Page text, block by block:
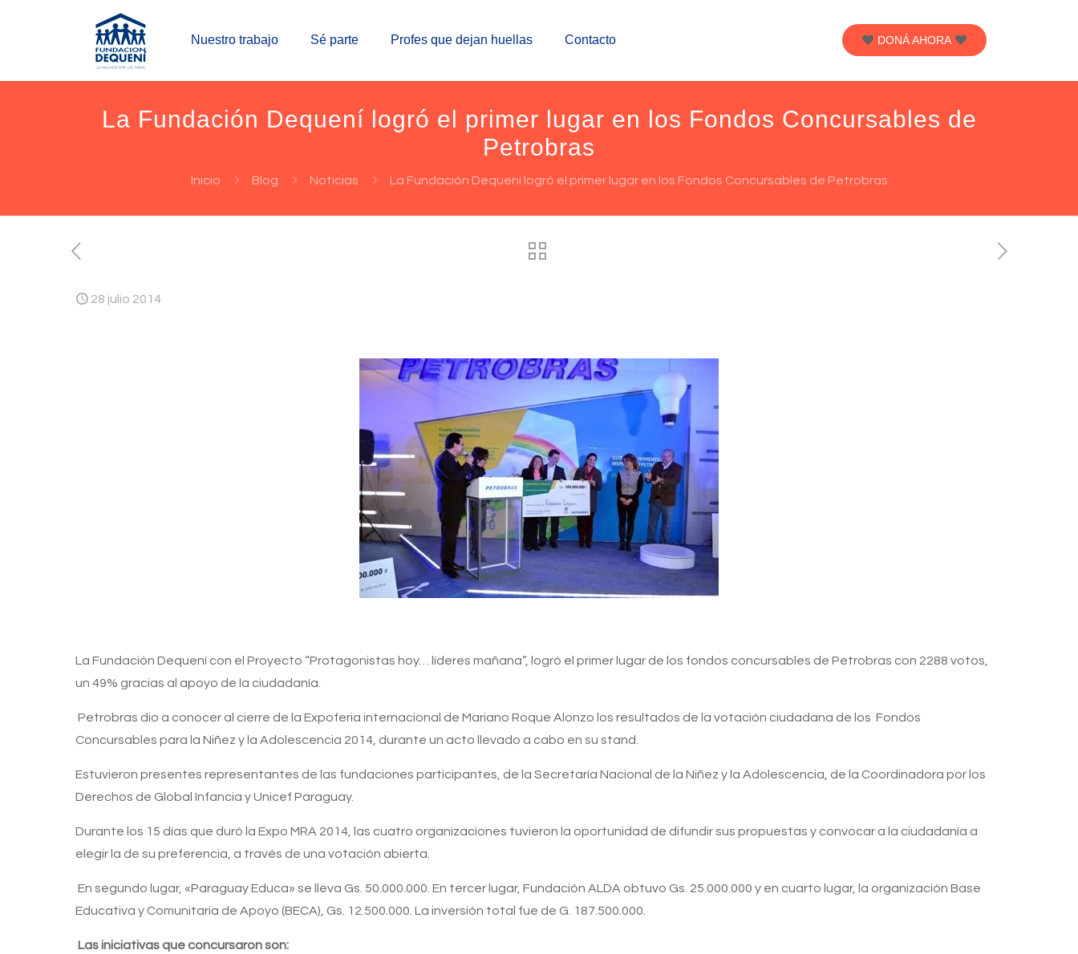
Nuestro trabajo Sé parte Profes que dejan huellas Contacto DONÁ AHORA
La Fundación Dequení logró el primer lugar en los Fondos Concursables de
Petrobras
Inicio Blog Noticias La Fundación Dequení logró el primer lugar en los Fondos Concursables de Petrobras
28 julio 2014
La Fundación Dequení con el Proyecto “Protagonistas hoy… líderes mañana”, logró el primer lugar de los fondos concursables de Petrobras con 2288 votos,
un 49% gracias al apoyo de la ciudadanía.
Petrobras dio a conocer al cierre de la Expoferia internacional de Mariano Roque Alonzo los resultados de la votación ciudadana de los Fondos
Concursables para la Niñez y la Adolescencia 2014, durante un acto llevado a cabo en su stand.
Estuvieron presentes representantes de las fundaciones participantes, de la Secretaría Nacional de la Niñez y la Adolescencia, de la Coordinadora por los
Derechos de Global Infancia y Unicef Paraguay.
Durante los 15 días que duró la Expo MRA 2014, las cuatro organizaciones tuvieron la oportunidad de difundir sus propuestas y convocar a la ciudadanía a
elegir la de su preferencia, a través de una votación abierta.
En segundo lugar, «Paraguay Educa» se lleva Gs. 50.000.000. En tercer lugar, Fundación ALDA obtuvo Gs. 25.000.000 y en cuarto lugar, la organización Base
Educativa y Comunitaria de Apoyo (BECA), Gs. 12.500.000. La inversión total fue de G. 187.500.000.
Las iniciativas que concursaron son: